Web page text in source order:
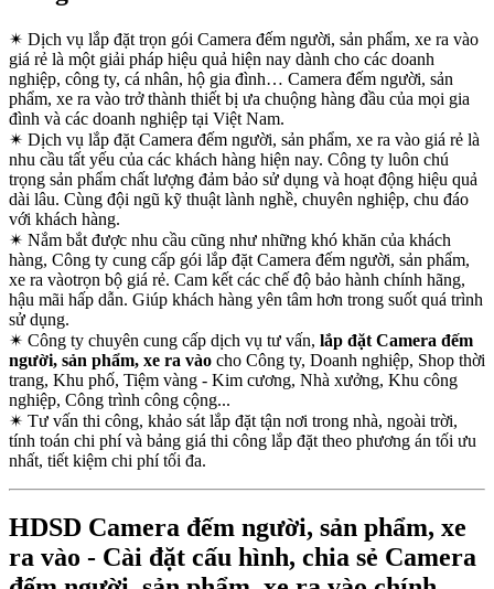
✴ Dịch vụ lắp đặt trọn gói Camera đếm người, sản phẩm, xe ra vào
giá rẻ là một giải pháp hiệu quả hiện nay dành cho các doanh
nghiệp, công ty, cá nhân, hộ gia đình… Camera đếm người, sản
phẩm, xe ra vào trở thành thiết bị ưa chuộng hàng đầu của mọi gia
đình và các doanh nghiệp tại Việt Nam.
✴ Dịch vụ lắp đặt Camera đếm người, sản phẩm, xe ra vào giá rẻ là
nhu cầu tất yếu của các khách hàng hiện nay. Công ty luôn chú
trọng sản phẩm chất lượng đảm bảo sử dụng và hoạt động hiệu quả
dài lâu. Cùng đội ngũ kỹ thuật lành nghề, chuyên nghiệp, chu đáo
với khách hàng.
✴ Nắm bắt được nhu cầu cũng như những khó khăn của khách
hàng, Công ty cung cấp gói lắp đặt Camera đếm người, sản phẩm,
xe ra vàotrọn bộ giá rẻ. Cam kết các chế độ bảo hành chính hãng,
hậu mãi hấp dẫn. Giúp khách hàng yên tâm hơn trong suốt quá trình
sử dụng.
✴ Công ty chuyên cung cấp dịch vụ tư vấn, lắp đặt Camera đếm
người, sản phẩm, xe ra vào cho Công ty, Doanh nghiệp, Shop thời
trang, Khu phố, Tiệm vàng - Kim cương, Nhà xưởng, Khu công
nghiệp, Công trình công cộng...
✴ Tư vấn thi công, khảo sát lắp đặt tận nơi trong nhà, ngoài trời,
tính toán chi phí và bảng giá thi công lắp đặt theo phương án tối ưu
nhất, tiết kiệm chi phí tối đa.
HDSD Camera đếm người, sản phẩm, xe
ra vào - Cài đặt cấu hình, chia sẻ Camera